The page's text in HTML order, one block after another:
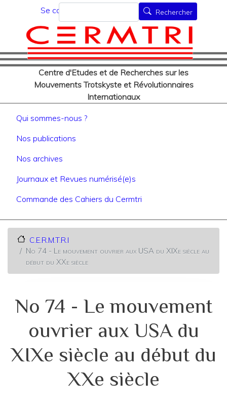
au
contenu
principal
Menu du compte de
Se connecter
Centre d'Etudes et de Recherches sur les
Mouvements Trotskyste et Révolutionnaires
Internationaux
Rechercher Rechercher
Navigation principale
Qui sommes-nous ?
Nos publications
Nos archives
Journaux et Revues numérisé(e)s
Commande des Cahiers du Cermtri
C.E.R.M.T.R.I
No 74 - Le mouvement ouvrier aux USA du XIXe siècle au
début du XXe siècle
No 74 - Le mouvement
ouvrier aux USA du
XIXe siècle au début du
XXe siècle